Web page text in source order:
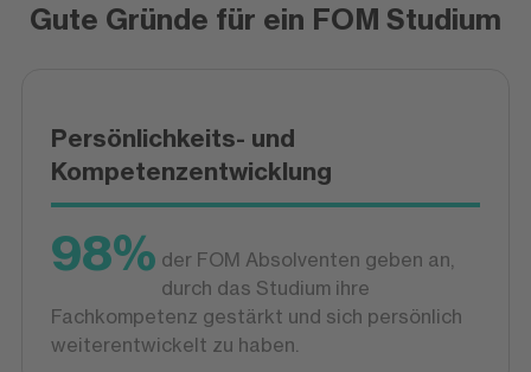
Gute Gründe für ein FOM Studium
Persönlichkeits- und
Kompetenzentwicklung
98% der FOM Absolventen geben an,
durch das Studium ihre
Fachkompetenz gestärkt und sich persönlich
weiterentwickelt zu haben.